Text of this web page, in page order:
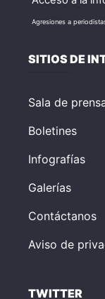
Agresiones a
SITIOS DE
Sala de
Boletines
Infografías
Galerías
Contáctanos
Aviso de
TWITTER